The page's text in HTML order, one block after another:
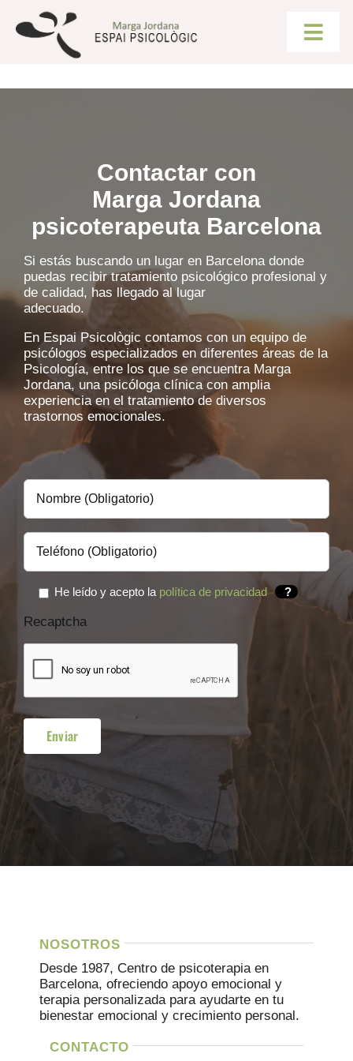
contenido
SERVICIOS
PSICOTERAPIAS
SOBRE MÍ
BLOG
CONTACTO
Contactar con
Marga Jordana
psicoterapeuta Barcelona
Si estás buscando un lugar en Barcelona donde
puedas recibir tratamiento psicológico profesional y
de calidad, has llegado al lugar
adecuado.
En Espai Psicològic contamos con un equipo de
psicólogos especializados en diferentes áreas de la
Psicología, entre los que se encuentra Marga
Jordana, una psicóloga clínica con amplia
experiencia en el tratamiento de diversos
trastornos emocionales.
He leído y acepto la política de privacidad ?
Recaptcha
NOSOTROS
Desde 1987, Centro de psicoterapia en
Barcelona, ofreciendo apoyo emocional y
terapia personalizada para ayudarte en tu
bienestar emocional y crecimiento personal.
CONTACTO